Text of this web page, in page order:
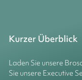
Kurzer Überblick
Laden Sie unsere
Sie unsere Executive